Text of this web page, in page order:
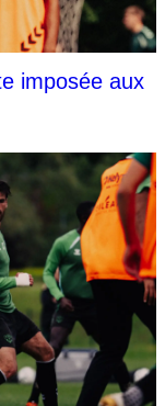
imposée aux